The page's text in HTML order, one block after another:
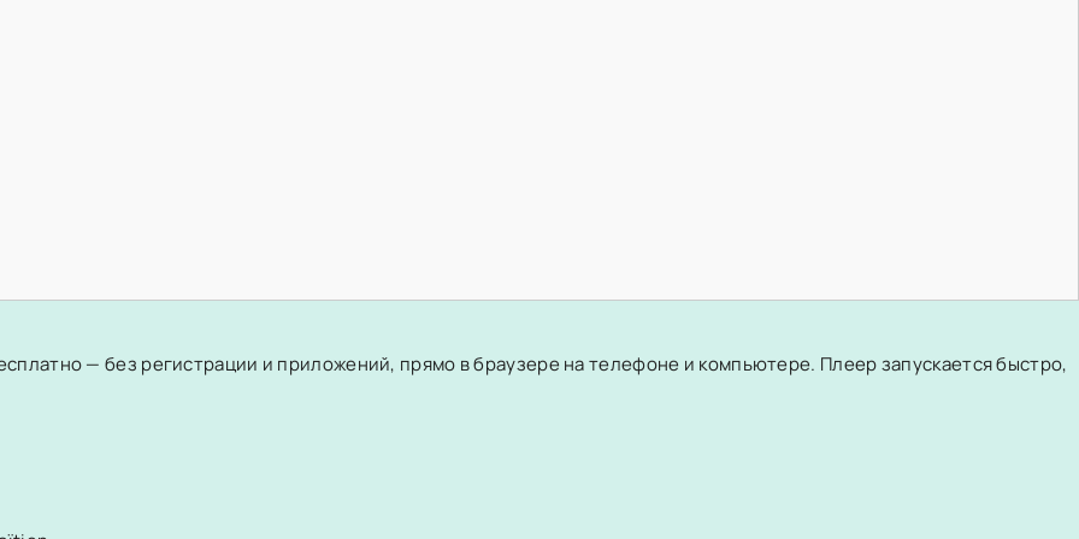
— без регистрации и приложений, прямо в браузере на телефоне и компьютере. Плеер запускается быстро,